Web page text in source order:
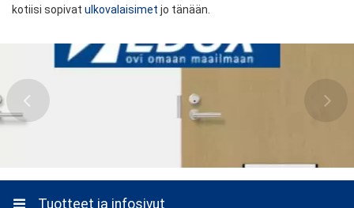
kotiisi sopivat ulkovalaisimet jo tänään.
Tuotteet ja infosivut